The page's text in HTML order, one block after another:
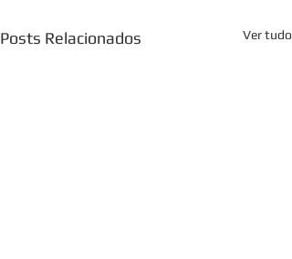
Posts Relacionados Ver tudo